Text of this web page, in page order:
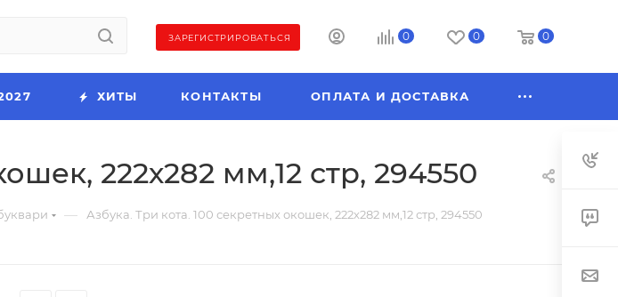
ЗАРЕГИСТРИРОВАТЬСЯ 0 0 0
ХИТЫ КОНТАКТЫ ОПЛАТА И ДОСТАВКА
222х282 мм,12 стр, 294550
— Азбука. Три кота. 100 секретных окошек, 222х282 мм,12 стр, 294550